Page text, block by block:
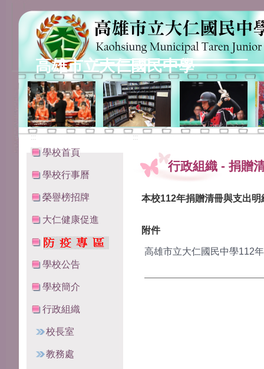
高雄市立大仁國民中學
:::
學校首頁
學校行事曆
榮譽榜招牌
大仁健康促進
學校公告
學校簡介
行政組織
校長室
教務處
:::
行政組織 - 捐贈
本校112年捐贈清冊與支出明
附件
高雄市立大仁國民中學112